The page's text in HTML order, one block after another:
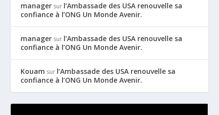
manager sur l’Ambassade des USA renouvelle sa
confiance à l’ONG Un Monde Avenir.
manager sur l’Ambassade des USA renouvelle sa
confiance à l’ONG Un Monde Avenir.
Kouam sur l’Ambassade des USA renouvelle sa
confiance à l’ONG Un Monde Avenir.